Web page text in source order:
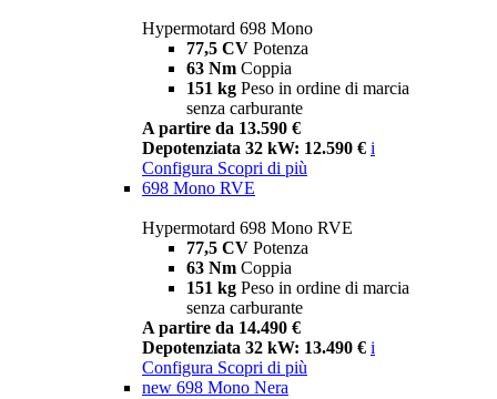
Hypermotard 698 Mono
77,5 CV Potenza
63 Nm Coppia
151 kg Peso in ordine di marcia
senza carburante
A partire da 13.590 €
Depotenziata 32 kW: 12.590 € i
Configura Scopri di più
698 Mono RVE
Hypermotard 698 Mono RVE
77,5 CV Potenza
63 Nm Coppia
151 kg Peso in ordine di marcia
senza carburante
A partire da 14.490 €
Depotenziata 32 kW: 13.490 € i
Configura Scopri di più
new 698 Mono Nera